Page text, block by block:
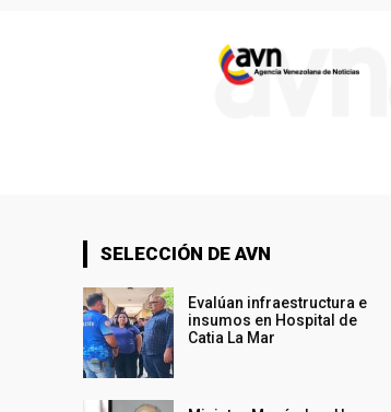
SELECCIÓN DE AVN
Evalúan infraestructura e
insumos en Hospital de
Catia La Mar